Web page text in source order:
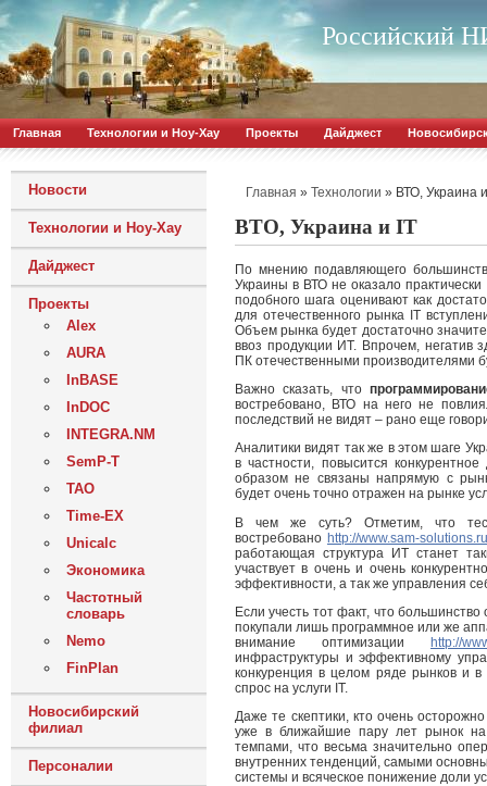
Российский
Главная Технологии и Ноу-Хау Проекты Дайджест
Новости
Технологии и Ноу-Хау
Дайджест
Проекты
Alex
AURA
InBASE
InDOC
INTEGRA.NM
SemP-T
ТАО
Time-EX
Unicalc
Экономика
Частотный
словарь
Nemo
FinPlan
Новосибирский
филиал
Персоналии
Главная » Технологии » ВТО, Украина
ВТО, Украина и IT
По мнению подавляющего
Украины в ВТО не оказало
подобного шага оценивают как
для отечественного рынка IT
Объем рынка будет достаточно
ввоз продукции ИТ. Впрочем, негатив
ПК отечественными производителями
Важно сказать, что
востребовано, ВТО на него не
последствий не видят – рано еще
Аналитики видят так же в этом шаге
в частности, повысится
образом не связаны напрямую с
будет очень точно отражен на рынке
В чем же суть? Отметим, что
востребовано http://www.sam-
работающая структура ИТ станет
участвует в очень и очень
эффективности, а так же управления
Если учесть тот факт, что
покупали лишь программное или же
внимание оптимизации http://
инфраструктуры и эффективному
конкуренция в целом ряде рынков и
спрос на услуги IT.
Даже те скептики, кто очень
уже в ближайшие пару лет рынок на
темпами, что весьма значительно
внутренних тенденций, самыми
системы и всяческое понижение доли